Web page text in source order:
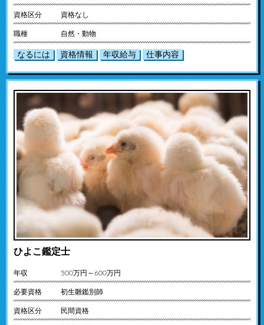
資格区分 資格なし
職種 自然・動物
なるには 資格情報 年収給与 仕事内容
ひよこ鑑定士
年収 500万円～600万円
必要資格 初生雛鑑別師
資格区分 民間資格